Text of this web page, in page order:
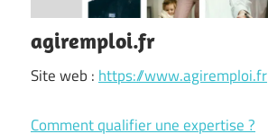
agiremploi.fr
Site web : https://www.agiremploi.fr
Comment qualifier une expertise ?